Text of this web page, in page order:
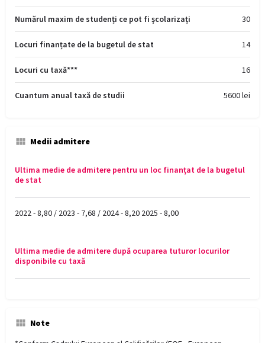
Numărul maxim de studenți ce pot fi școlarizați 30
Locuri finanțate de la bugetul de stat 14
Locuri cu taxă*** 16
Cuantum anual taxă de studii 5600 lei
Medii admitere
Ultima medie de admitere pentru un loc finanțat de la bugetul
de stat
2022 - 8,80 / 2023 - 7,68 / 2024 - 8,20 2025 - 8,00
Ultima medie de admitere după ocuparea tuturor locurilor
disponibile cu taxă
Note